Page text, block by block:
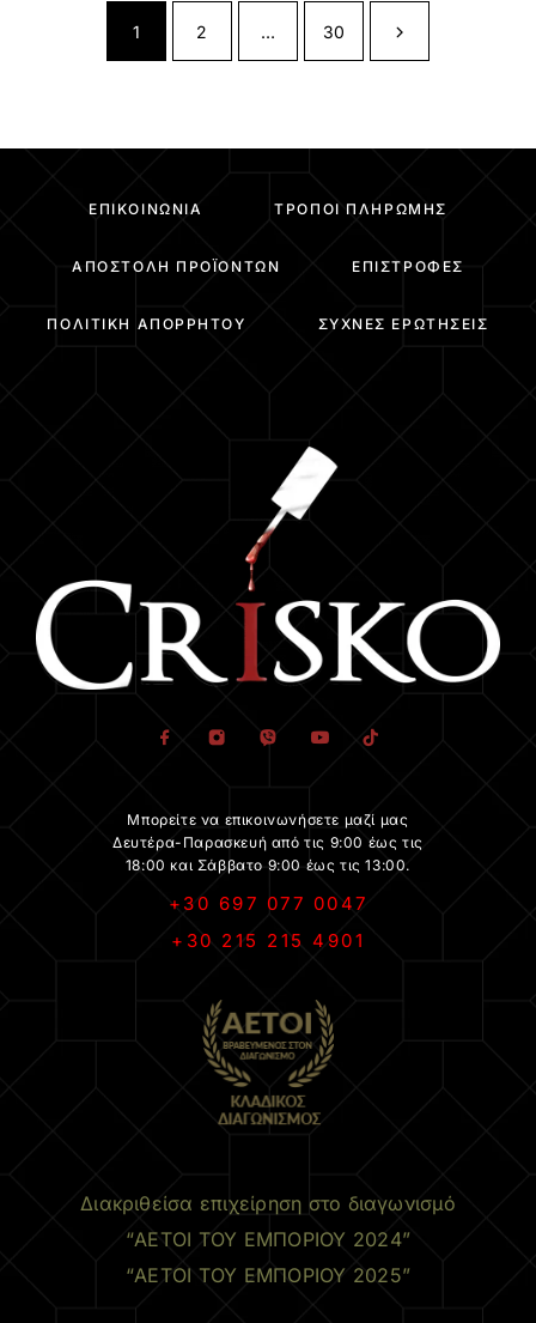
1 2 … 30
ΕΠΙΚΟΙΝΩΝΊΑ ΤΡΌΠΟΙ ΠΛΗΡΩΜΉΣ
ΑΠΟΣΤΟΛΉ ΠΡΟΪΌΝΤΩΝ ΕΠΙΣΤΡΟΦΈΣ
ΠΟΛΙΤΙΚΉ ΑΠΟΡΡΉΤΟΥ ΣΥΧΝΈΣ ΕΡΩΤΉΣΕΙΣ
Μπορείτε να επικοινωνήσετε μαζί μας
Δευτέρα-Παρασκευή από τις 9:00 έως τις
18:00 και Σάββατο 9:00 έως τις 13:00.
+30 697 077 0047
+30 215 215 4901
Διακριθείσα επιχείρηση στο διαγωνισμό
“ΑΕΤΟΙ ΤΟΥ ΕΜΠΟΡΙΟΥ 2024”
“ΑΕΤΟΙ ΤΟΥ ΕΜΠΟΡΙΟΥ 2025”